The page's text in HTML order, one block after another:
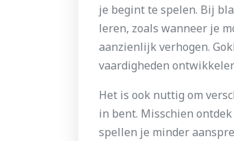
je begint te spelen. Bij
leren, zoals wanneer je
aanzienlijk verhogen.
vaardigheden
Het is ook nuttig om
in bent. Misschien
spellen je minder